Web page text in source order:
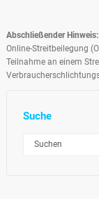
Abschließender Hinweis:
Online-Streitbeilegung
Teilnahme an einem
Suche